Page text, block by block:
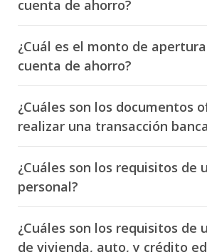
Préstamos
Préstamo personal
Préstamos de vehículos
Préstamo de vivienda
Canales Alternos
Envío Veloz
Chatbot Lia
Virtual Banking
LafiseID
Asistencias
Solicitud Garantías de participación y
Pagos
Canales Alternos
LAFISE Connect
Inversion
Open Banking
Mi Salario LAFISE
Comercios Afiliados
Acceso en Línea
LAFISE Advisor App
BlackDiamond
Financiamiento Exclusivo
Préstamo con Garantía de Título de Valores
Préstamo Auto
Préstamos Hipotecarios
Tarjeta Infinite Visa
cuenta de ahorro?
¿Cuál es el monto de
cuenta de ahorro?
¿Cuáles son los documentos
realizar una transacción
¿Cuáles son los requisitos de
personal?
¿Cuáles son los requisitos de
de vivienda, auto, y crédito